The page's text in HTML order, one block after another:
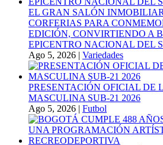
EL GRAN SALÓN
CORFERIAS PARA
EDICIÓN, CONVIRTIENDO A
EPICENTRO NACIONAL DEL
Ago 5, 2026 | Variedades
PRESENTACIÓN OFICIAL DE
MASCULINA SUB-21 2026
Ago 5, 2026 | Futbol